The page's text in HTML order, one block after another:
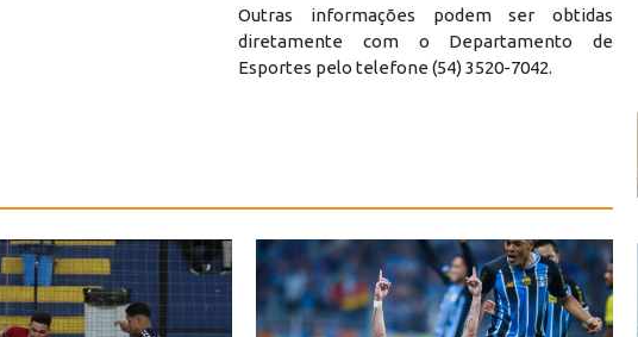
Outras informações podem ser obtidas
diretamente com o Departamento de
Esportes pelo telefone (54) 3520-7042.